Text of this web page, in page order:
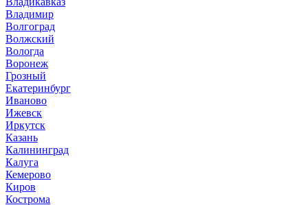
Владимир
Волгоград
Волжский
Вологда
Воронеж
Грозный
Екатеринбург
Иваново
Ижевск
Иркутск
Казань
Калининград
Калуга
Кемерово
Киров
Кострома